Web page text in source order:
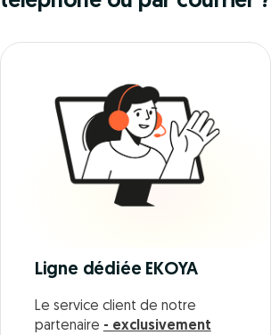
Ligne dédiée EKOYA
Le service client de notre
partenaire - exclusivement